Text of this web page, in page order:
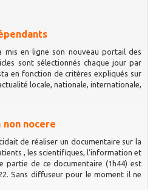
mis en ligne son nouveau portail des
sont sélectionnés chaque jour par
en fonction de critères expliqués sur
locale, nationale, internationale,
non nocere
de réaliser un documentaire sur la
, les scientifiques, l’information et
partie de ce documentaire (1h44) est
Sans diffuseur pour le moment il ne